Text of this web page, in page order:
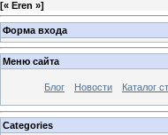
[« Eren »]
Форма входа
Меню сайта
Блог Новости Каталог
Categories